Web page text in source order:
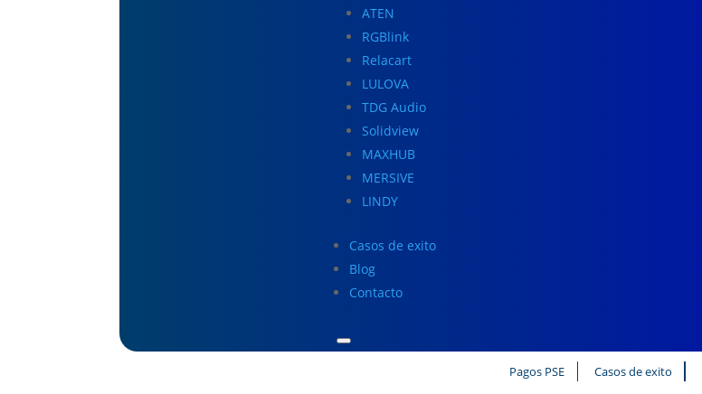
ATEN
RGBlink
Relacart
LULOVA
TDG Audio
Solidview
MAXHUB
MERSIVE
LINDY
Casos de exito
Blog
Contacto
Pagos PSE Casos de exito